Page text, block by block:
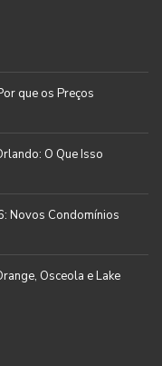
que os Preços
O Que Isso
Novos Condomínios
Osceola e Lake